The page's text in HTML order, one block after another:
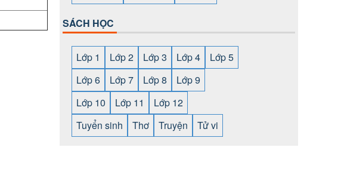
SÁCH HỌC
Lớp 1 Lớp 2 Lớp 3 Lớp 4
Lớp 5
Lớp 6
Lớp 7 Lớp 8
Lớp 9
Lớp 10
Lớp 11
Lớp 12
Tuyển sinh
Thơ Truyện Tử vi